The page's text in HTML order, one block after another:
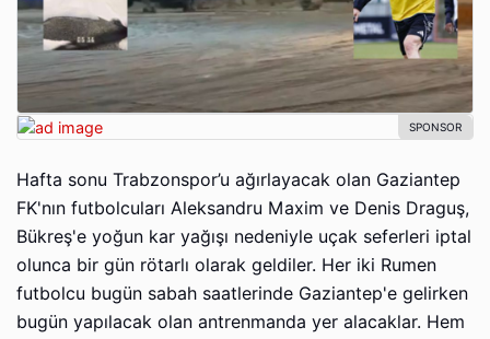
Hafta sonu Trabzonspor’u ağırlayacak olan Gaziantep
FK'nın futbolcuları Aleksandru Maxim ve Denis Draguş,
Bükreş'e yoğun kar yağışı nedeniyle uçak seferleri iptal
olunca bir gün rötarlı olarak geldiler. Her iki Rumen
futbolcu bugün sabah saatlerinde Gaziantep'e gelirken
bugün yapılacak olan antrenmanda yer alacaklar. Hem